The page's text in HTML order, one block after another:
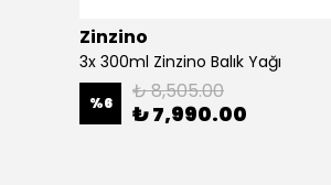
Zinzino
3x 300ml Zinzino Balık Yağı
%6 ₺ 8,505.00
₺ 7,990.00